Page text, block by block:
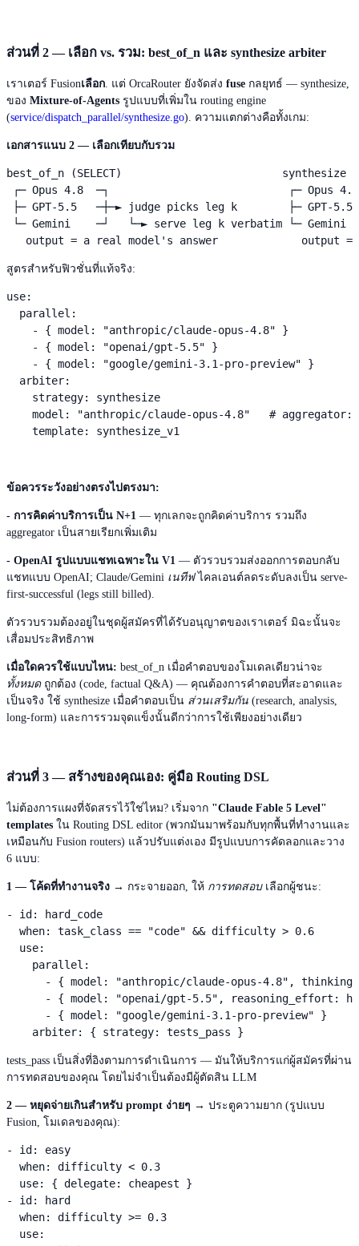
ส่วนที่ 2 — เลือก vs. รวม: best_of_n และ synthesize arbiter
เราเตอร์ Fusionเลือก. แต่ OrcaRouter ยังจัดส่ง fuse กลยุทธ์ — synthesize,
ของ Mixture-of-Agents รูปแบบที่เพิ่มใน routing engine
(service/dispatch_parallel/synthesize.go). ความแตกต่างคือทั้งเกม:
เอกสารแนบ 2 — เลือกเทียบกับรวม
best_of_n (SELECT)                         synthesize
┌─ Opus 4.8  ─┐                            ┌─ Opus 4.8
├─ GPT-5.5   ─┼─► judge picks leg k        ├─ GPT-5.5
└─ Gemini    ─┘   └─► serve leg k verbatim └─ Gemini
output = a real model's answer             output
สูตรสำหรับฟิวชั่นที่แท้จริง:
use:
  parallel:
    - { model: "anthropic/claude-opus-4.8" }
    - { model: "openai/gpt-5.5" }
    - { model: "google/gemini-3.1-pro-preview" }
  arbiter:
    strategy: synthesize
model: "anthropic/claude-opus-4.8"   #
    template: synthesize_v1
ข้อควรระวังอย่างตรงไปตรงมา:
- การคิดค่าบริการเป็น N+1 — ทุกเลกจะถูกคิดค่าบริการ รวมถึง
aggregator เป็นสายเรียกเพิ่มเติม
- OpenAI รูปแบบแชทเฉพาะใน V1 — ตัวรวบรวมส่งออกการตอบกลับ
แชทแบบ OpenAI; Claude/Gemini เนทีฟไคลเอนต์ลดระดับลงเป็น serve-
first-successful (legs still billed).
ตัวรวบรวมต้องอยู่ในชุดผู้สมัครที่ได้รับอนุญาตของเราเตอร์ มิฉะนั้นจะ
เสื่อมประสิทธิภาพ
เมื่อใดควรใช้แบบไหน: best_of_n เมื่อคำตอบของโมเดลเดียวน่าจะ
ทั้งหมดถูกต้อง (code, factual Q&A) — คุณต้องการคำตอบที่สะอาดและ
เป็นจริง ใช้ synthesize เมื่อคำตอบเป็น ส่วนเสริมกัน (research, analysis,
long-form) และการรวมจุดแข็งนั้นดีกว่าการใช้เพียงอย่างเดียว
ส่วนที่ 3 — สร้างของคุณเอง: คู่มือ Routing DSL
ไม่ต้องการแผงที่จัดสรรไว้ใช่ไหม? เริ่มจาก "Claude Fable 5 Level"
templates ใน Routing DSL editor (พวกมันมาพร้อมกับทุกพื้นที่ทำงานและ
เหมือนกับ Fusion routers) แล้วปรับแต่งเอง มีรูปแบบการคัดลอกและวาง
6 แบบ:
1 — โค้ดที่ทำงานจริง → กระจายออก, ให้ การทดสอบเลือกผู้ชนะ:
- id: hard_code
  when: task_class == "code" && difficulty > 0.6
  use:
    parallel:
- { model: "anthropic/claude-opus-4.8",
- { model: "openai/gpt-5.5", reasoning_effort:
      - { model: "google/gemini-3.1-pro-preview" }
    arbiter: { strategy: tests_pass }
tests_pass เป็นสิ่งที่อิงตามการดำเนินการ — มันให้บริการแก่ผู้สมัครที่ผ่าน
การทดสอบของคุณ โดยไม่จำเป็นต้องมีผู้ตัดสิน LLM
2 — หยุดจ่ายเกินสำหรับ prompt ง่ายๆ → ประตูความยาก (รูปแบบ
Fusion, โมเดลของคุณ):
- id: easy
  when: difficulty < 0.3
  use: { delegate: cheapest }
- id: hard
  when: difficulty >= 0.3
  use: